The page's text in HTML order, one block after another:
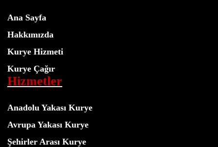
Ana Sayfa
Hakkımızda
Kurye Hizmeti
Kurye Çağır
Hizmetler
Anadolu Yakası Kurye
Avrupa Yakası Kurye
Şehirler Arası Kurye